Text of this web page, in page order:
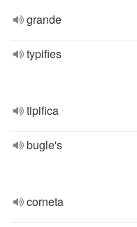
grande
typifies
tipifica
bugle's
corneta